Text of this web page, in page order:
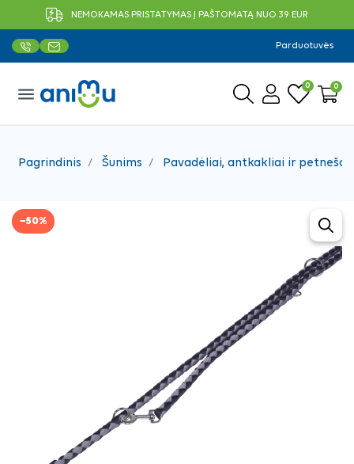
NEMOKAMAS PRISTATYMAS Į PAŠTOMATĄ NUO 39 EUR
Parduotuvės
menu 0 0
Pagrindinis Šunims Pavadėliai, antkakliai ir petnešos
−50%